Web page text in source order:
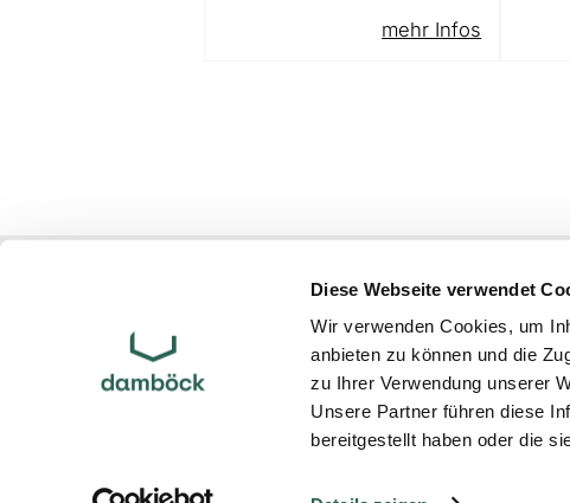
Diese Webseite verwendet
Wir verwenden Cookies, um
anbieten zu können und die
zu Ihrer Verwendung unserer
Unsere Partner führen diese
bereitgestellt haben oder die
mehr Infos
Oskar-von-Miller-Ring 1
Neufinsingbei München
Impressum
Datenschutz